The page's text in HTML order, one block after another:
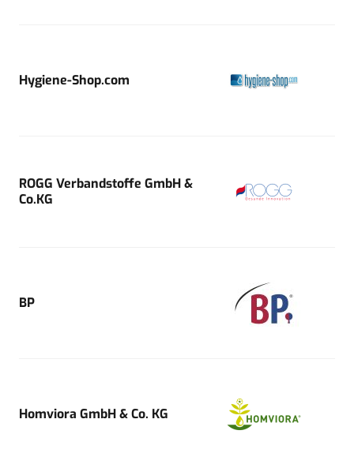
Hygiene-Shop.com
ROGG Verbandstoffe GmbH &
Co.KG
BP
Homviora GmbH & Co. KG